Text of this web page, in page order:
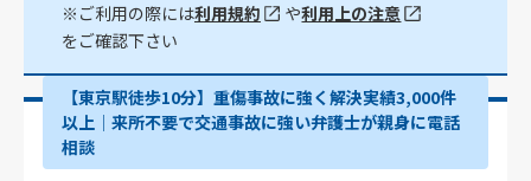
※ご利用の際には利用規約 や利用上の注意
をご確認下さい
【東京駅徒歩10分】重傷事故に強く解決実績3,000件
以上│来所不要で交通事故に強い弁護士が親身に電話
相談